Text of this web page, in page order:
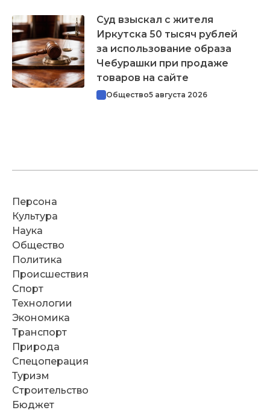
Суд взыскал с жителя
Иркутска 50 тысяч рублей
за использование образа
Чебурашки при продаже
товаров на сайте
Общество5 августа 2026
Персона
Культура
Наука
Общество
Политика
Происшествия
Спорт
Технологии
Экономика
Транспорт
Природа
Спецоперация
Туризм
Строительство
Бюджет